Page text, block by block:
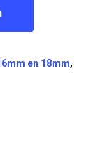
en 18mm,